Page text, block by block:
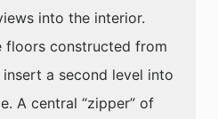
into the interior.
floors constructed from
a second level into
A central “zipper” of